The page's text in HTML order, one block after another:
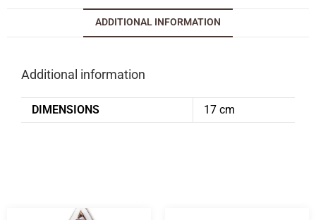
ADDITIONAL INFORMATION
Additional information
DIMENSIONS 17 cm